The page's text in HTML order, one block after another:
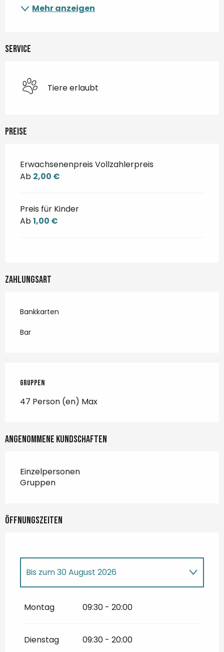
Mehr anzeigen
Service
Tiere erlaubt
Preise
Erwachsenenpreis Vollzahlerpreis
Ab 2,00 €
Preis für Kinder
Ab1,00 €
Zahlungsart
Bankkarten
Bar
Gruppen
Gruppen
47 Person (en) Max
Angenommene Kundschaften
Einzelpersonen
Gruppen
Öffnungszeiten
4 April 2026 bis zum 5 Juli 2026
Bis zum30 August 2026
September 2026
Montag 09:30 - 20:00
Dienstag 09:30 - 20:00